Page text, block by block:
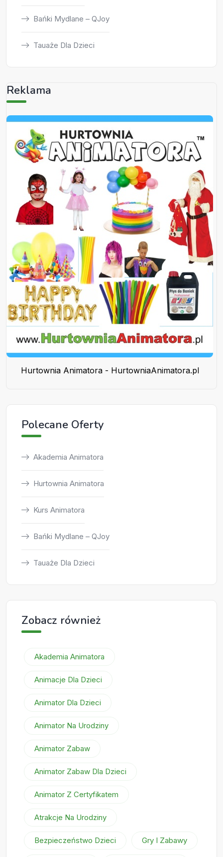
Bańki Mydlane – QJoy
Tauaże Dla Dzieci
Reklama
Hurtownia Animatora - HurtowniaAnimatora.pl
Polecane Oferty
Akademia Animatora
Hurtownia Animatora
Kurs Animatora
Bańki Mydlane – QJoy
Tauaże Dla Dzieci
Zobacz również
Akademia Animatora
Animacje Dla Dzieci
Animator Dla Dzieci
Animator Na Urodziny
Animator Zabaw
Animator Zabaw Dla Dzieci
Animator Z Certyfikatem
Atrakcje Na Urodziny
Bezpieczeństwo Dzieci Gry I Zabawy